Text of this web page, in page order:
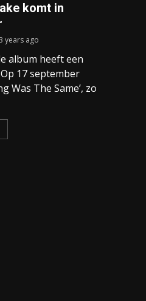
komt in
years ago
album heeft een
17 september
Was The Same’, zo